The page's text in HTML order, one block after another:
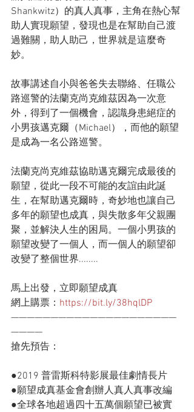
Shankwitz）的真人真事，主角在熱心幫
助人實現願望，發現也是在幫助自己渡
過難關，助人助己，世界就是這麼奇
妙。
故事講述自小與爸爸失去聯絡、任職公
路巡警的法蘭克尚克維茲因為一次意
外，得到了一個機會，認識身患絕症的
小男孩邁克爾（Michael），而他的願望
是成為一名公路巡警。
法蘭克尚克維茲協助邁克爾完成最後的
願望，從此一段不可能的友誼由此誕
生，在幫助邁克爾時，奇妙地也讓自己
多年的願望也成真，與失散多年父親團
聚，並解決人生的困局。一個小男孩的
願望改變了一個人，而一個人的願望卻
改變了整個世界........
馬上出發，立即願望成真
網上購票： https://bit.ly/38hqlDP
—————————————————————
————
搶先預告：
●2019 普雷斯科特影展最佳劇情長片
●願望成真基金會創辦人真人真事改編
●全球各地超過四十五萬個願望已被實